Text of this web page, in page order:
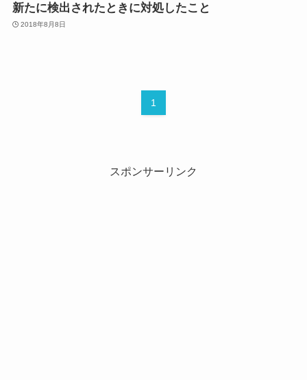
新たに検出されたときに対処したこと
2018年8月8日
1
スポンサーリンク